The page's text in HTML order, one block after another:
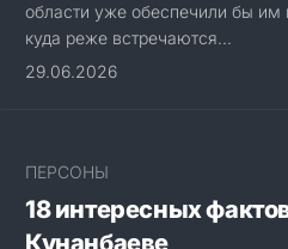
области уже обеспечили бы им
куда реже встречаются...
29.06.2026
ПЕРСОНЫ
18 интересных
Кунанбаеве